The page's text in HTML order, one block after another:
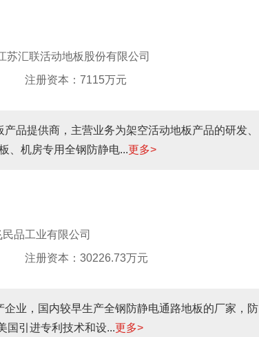
苏汇联活动地板股份有限公司
注册资本：7115万元
品提供商，主营业务为架空活动地板产品的研发、
、机房专用全钢防静电...更多>
品工业有限公司
注册资本：30226.73万元
业，国内较早生产全钢防静电通路地板的厂家，防
国引进专利技术和设...更多>